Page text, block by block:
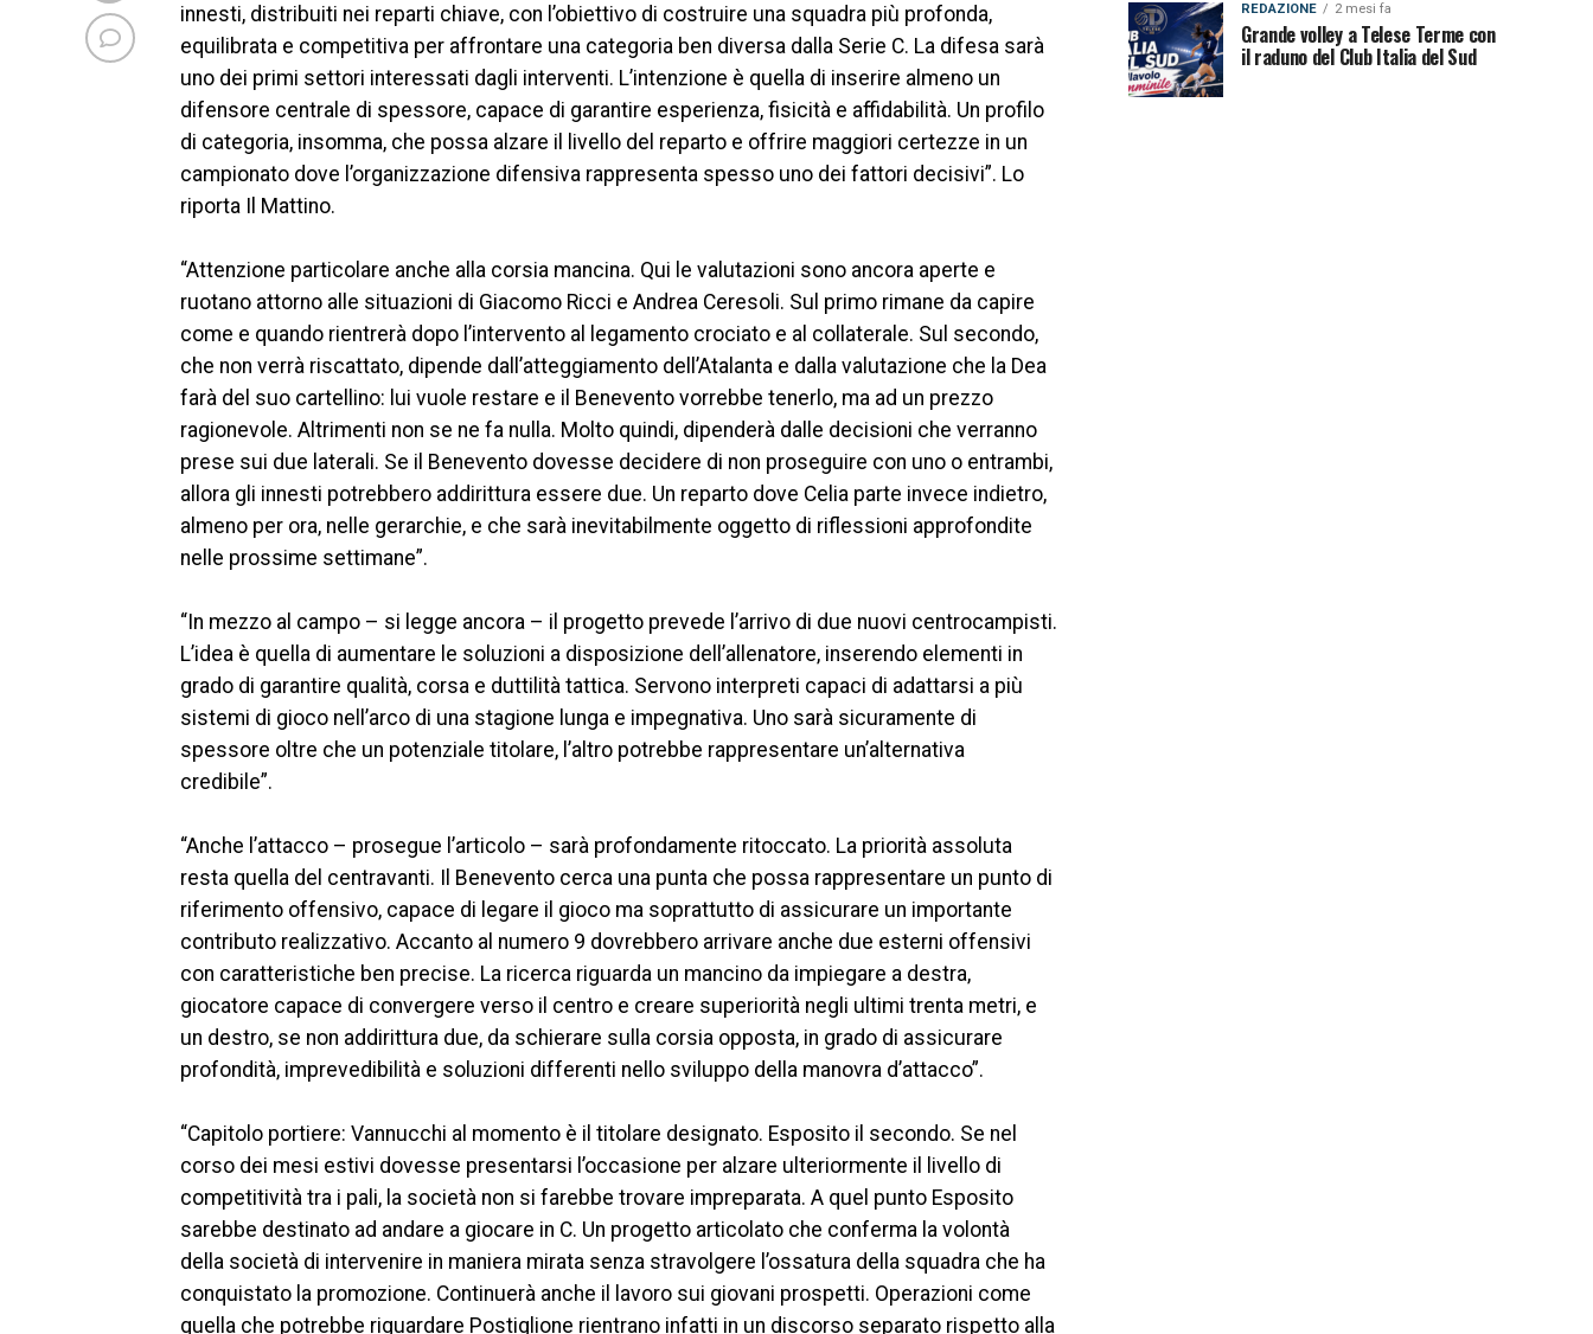
innesti, distribuiti nei reparti chiave, con l’obiettivo di costruire una squadra più profonda,
equilibrata e competitiva per affrontare una categoria ben diversa dalla Serie C. La difesa sarà
uno dei primi settori interessati dagli interventi. L’intenzione è quella di inserire almeno un
difensore centrale di spessore, capace di garantire esperienza, fisicità e affidabilità. Un profilo
di categoria, insomma, che possa alzare il livello del reparto e offrire maggiori certezze in un
campionato dove l’organizzazione difensiva rappresenta spesso uno dei fattori decisivi”. Lo
riporta Il Mattino.
“Attenzione particolare anche alla corsia mancina. Qui le valutazioni sono ancora aperte e
ruotano attorno alle situazioni di Giacomo Ricci e Andrea Ceresoli. Sul primo rimane da capire
come e quando rientrerà dopo l’intervento al legamento crociato e al collaterale. Sul secondo,
che non verrà riscattato, dipende dall’atteggiamento dell’Atalanta e dalla valutazione che la Dea
farà del suo cartellino: lui vuole restare e il Benevento vorrebbe tenerlo, ma ad un prezzo
ragionevole. Altrimenti non se ne fa nulla. Molto quindi, dipenderà dalle decisioni che verranno
prese sui due laterali. Se il Benevento dovesse decidere di non proseguire con uno o entrambi,
allora gli innesti potrebbero addirittura essere due. Un reparto dove Celia parte invece indietro,
almeno per ora, nelle gerarchie, e che sarà inevitabilmente oggetto di riflessioni approfondite
nelle prossime settimane”.
“In mezzo al campo – si legge ancora – il progetto prevede l’arrivo di due nuovi centrocampisti.
L’idea è quella di aumentare le soluzioni a disposizione dell’allenatore, inserendo elementi in
grado di garantire qualità, corsa e duttilità tattica. Servono interpreti capaci di adattarsi a più
sistemi di gioco nell’arco di una stagione lunga e impegnativa. Uno sarà sicuramente di
spessore oltre che un potenziale titolare, l’altro potrebbe rappresentare un’alternativa
credibile”.
“Anche l’attacco – prosegue l’articolo – sarà profondamente ritoccato. La priorità assoluta
resta quella del centravanti. Il Benevento cerca una punta che possa rappresentare un punto di
riferimento offensivo, capace di legare il gioco ma soprattutto di assicurare un importante
contributo realizzativo. Accanto al numero 9 dovrebbero arrivare anche due esterni offensivi
con caratteristiche ben precise. La ricerca riguarda un mancino da impiegare a destra,
giocatore capace di convergere verso il centro e creare superiorità negli ultimi trenta metri, e
un destro, se non addirittura due, da schierare sulla corsia opposta, in grado di assicurare
profondità, imprevedibilità e soluzioni differenti nello sviluppo della manovra d’attacco”.
“Capitolo portiere: Vannucchi al momento è il titolare designato. Esposito il secondo. Se nel
corso dei mesi estivi dovesse presentarsi l’occasione per alzare ulteriormente il livello di
competitività tra i pali, la società non si farebbe trovare impreparata. A quel punto Esposito
sarebbe destinato ad andare a giocare in C. Un progetto articolato che conferma la volontà
della società di intervenire in maniera mirata senza stravolgere l’ossatura della squadra che ha
conquistato la promozione. Continuerà anche il lavoro sui giovani prospetti. Operazioni come
quella che potrebbe riguardare Postiglione rientrano infatti in un discorso separato rispetto alla
REDAZIONE 2 mesi fa
Grande volley a Telese Terme con
il raduno del Club Italia del Sud